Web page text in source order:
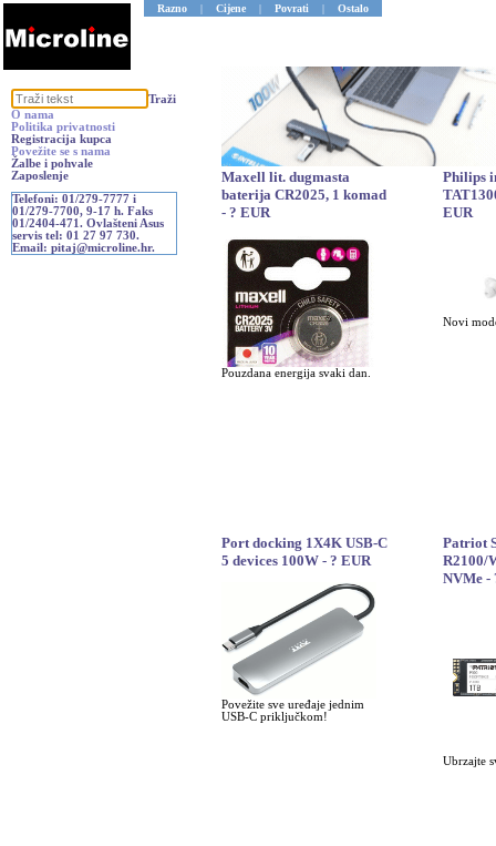
Razno | Cijene | Povrati | Ostalo
Traži
O nama
Politika privatnosti
Registracija kupca
Povežite se s nama
Žalbe i pohvale
Zaposlenje
Telefoni: 01/279-7777 i
01/279-7700, 9-17 h. Faks
01/2404-471. Ovlašteni Asus
servis tel: 01 27 97 730.
Email: pitaj@microline.hr.
Maxell lit. dugmasta
baterija CR2025, 1 komad
- ? EUR
Pouzdana energija svaki dan.
Philips
EUR
Novi
Port docking 1X4K USB-C
5 devices 100W - ? EUR
Povežite sve uređaje jednim
USB-C priključkom!
Patriot
R2100/
NVMe -
Ubrzajte